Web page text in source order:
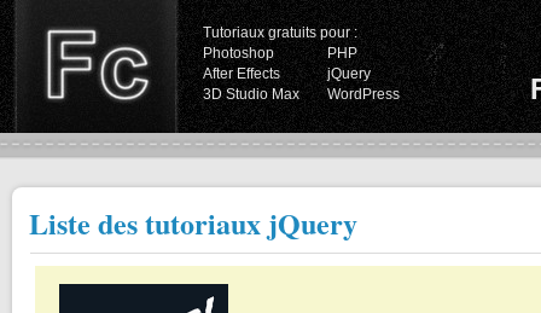
Tutoriaux gratuits pour :
Photoshop
PHP
After Effects
jQuery
3D Studio Max
WordPress
Liste des tutoriaux jQuery